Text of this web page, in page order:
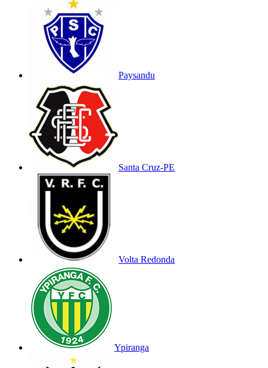
Paysandu
Santa Cruz-PE
Volta Redonda
Ypiranga